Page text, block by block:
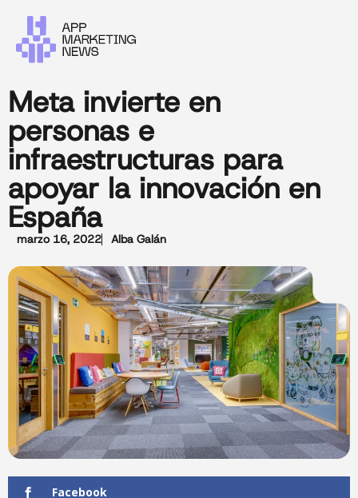
Meta invierte en
personas e
infraestructuras para
apoyar la innovación en
España
marzo 16, 2022 Alba Galán
Facebook